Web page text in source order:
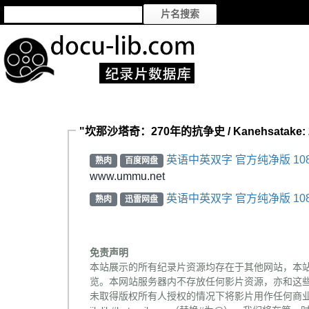
"坎那沙塔奇：270年的抗争史 /
熟肉 百度网盘
英语中英双字 官方纯净版
www.ummu.net
熟肉 迅雷网盘 英语中英双字 官方纯净版
免责声明
本站展示的所有纪录片资源均存在于其他网站，本
览。本网站服务器内不存放任何影片资源，亦和
未取得版权所有人授权的情况下将影片用作任何